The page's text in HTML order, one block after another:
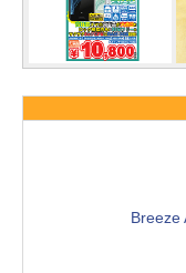
Breeze